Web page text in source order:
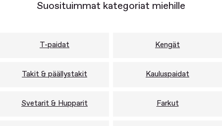
Suosituimmat kategoriat miehille
T-paidat Kengät
Takit & päällystakit Kauluspaidat
Svetarit & Hupparit Farkut